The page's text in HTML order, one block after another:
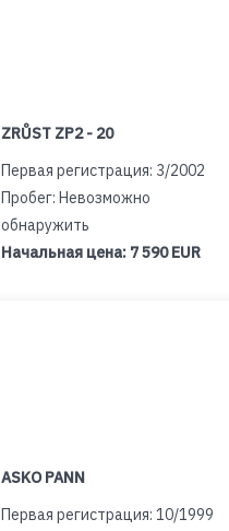
ZRŮST ZP2 - 20
Первая регистрация: 3/2002
Пробег: Невозможно
обнаружить
Начальная цена: 7 590 EUR
ASKO PANN
Первая регистрация: 10/1999